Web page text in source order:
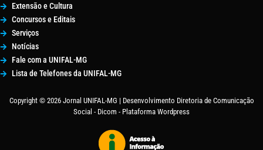
Extensão e Cultura
Concursos e Editais
Serviços
Notícias
Fale com a UNIFAL-MG
Lista de Telefones da UNIFAL-MG
Copyright © 2026 Jornal UNIFAL-MG | Desenvolvimento Diretoria de Comunicação
Social - Dicom - Plataforma Wordpress